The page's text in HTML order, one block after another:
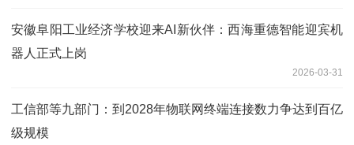
安徽阜阳工业经济学校迎来AI新伙伴：西海重德智能迎宾机
器人正式上岗
2026-03-31
工信部等九部门：到2028年物联网终端连接数力争达到百亿
级规模